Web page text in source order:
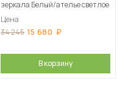
зеркала Белый/ателье светлое
Цена
34 245 15 680
В корзину